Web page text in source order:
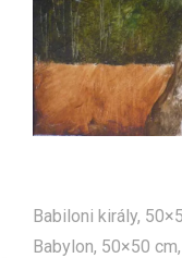
Babiloni király,
Babylon, 50×50